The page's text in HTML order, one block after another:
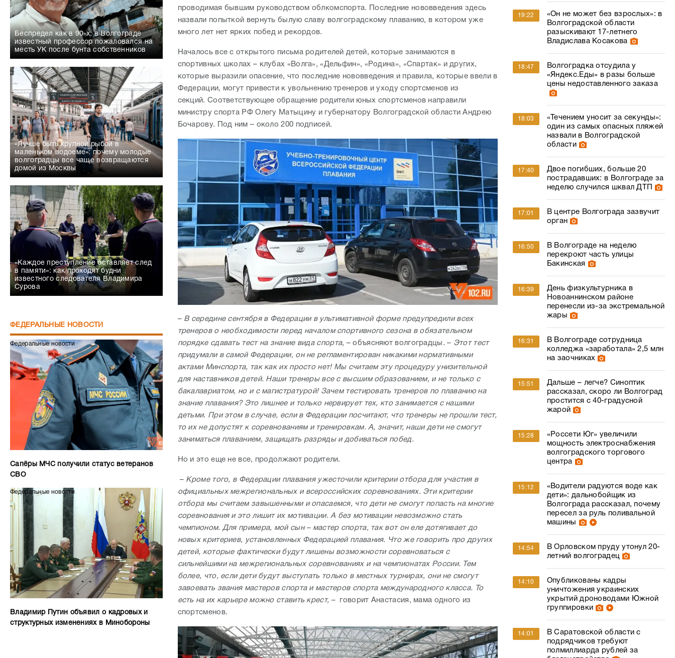
Беспредел как в 90-х: в Волгограде
известный профессор пожаловался на
месть УК после бунта собственников
«Лучше быть крупной рыбой в
маленьком водоеме»: почему молодые
волгоградцы все чаще возвращаются
домой из Москвы
«Каждое преступление оставляет след
в памяти»: как проходят будни
известного следователя Владимира
Сурова
ФЕДЕРАЛЬНЫЕ НОВОСТИ
Федеральные новости
Сапёры МЧС получили статус ветеранов
СВО
Федеральные новости
Владимир Путин объявил о кадровых и
структурных изменениях в Минобороны
проводимая бывшим руководством облкомспорта. Последние нововведения здесь
назвали попыткой вернуть былую славу волгоградскому плаванию, в котором уже
много лет нет ярких побед и рекордов.
Началось все с открытого письма родителей детей, которые занимаются в
спортивных школах – клубах «Волга», «Дельфин», «Родина», «Спартак» и других,
которые выразили опасение, что последние нововведения и правила, которые ввели в
Федерации, могут привести к увольнению тренеров и уходу спортсменов из
секций. Соответствующее обращение родители юных спортсменов направили
министру спорта РФ Олегу Матыцину и губернатору Волгоградской области Андрею
Бочарову. Под ним – около 200 подписей.
– В середине сентября в Федерации в ультимативной форме предупредили всех
тренеров о необходимости перед началом спортивного сезона в обязательном
порядке сдавать тест на знание вида спорта, – объясняют волгоградцы. – Этот тест
придумали в самой Федерации, он не регламентирован никакими нормативными
актами Минспорта, так как их просто нет! Мы считаем эту процедуру унизительной
для наставников детей. Наши тренеры все с высшим образованием, и не только с
бакалавриатом, но и с магистратурой! Зачем тестировать тренеров по плаванию на
знание плавания? Это лишнее и только нервирует тех, кто занимается с нашими
детьми. При этом в случае, если в Федерации посчитают, что тренеры не прошли тест,
то их не допустят к соревнованиям и тренировкам. А, значит, наши дети не смогут
заниматься плаванием, защищать разряды и добиваться побед.
Но и это еще не все, продолжают родители.
– Кроме того, в Федерации плавания ужесточили критерии отбора для участия в
официальных межрегиональных и всероссийских соревнованиях. Эти критерии
отбора мы считаем завышенными и опасаемся, что дети не смогут попасть на многие
соревнования и это лишит их мотивации. А без мотивации невозможно стать
чемпионом. Для примера, мой сын – мастер спорта, так вот он еле дотягивает до
новых критериев, установленных Федерацией плавания. Что же говорить про других
детей, которые фактически будут лишены возможности соревноваться с
сильнейшими на межрегиональных соревнованиях и на чемпионатах России. Тем
более, что, если дети будут выступать только в местных турнирах, они не смогут
завоевать звания мастеров спорта и мастеров спорта международного класса. То
есть на их карьере можно ставить крест, – говорит Анастасия, мама одного из
спортсменов.
19:22
«Он не может без взрослых»: в
Волгоградской области
разыскивают 17-летнего
Владислава Косакова
18:47
Волгоградка отсудила у
«Яндекс.Еды» в разы больше
цены недоставленного заказа
18:03
«Течением уносит за секунды»:
один из самых опасных пляжей
назвали в Волгоградской
области
17:40
Двое погибших, больше 20
пострадавших: в Волгограде за
неделю случился шквал ДТП
17:01
В центре Волгограда зазвучит
орган
16:50
В Волгограде на неделю
перекроют часть улицы
Бакинская
16:39
День физкультурника в
Новоаннинском районе
перенесли из-за экстремальной
жары
16:31
В Волгограде сотрудница
колледжа «заработала» 2,5 млн
на заочниках
15:51
Дальше – легче? Синоптик
рассказал, скоро ли Волгоград
простится с 40-градусной
жарой
15:28
«Россети Юг» увеличили
мощность электроснабжения
волгоградского торгового
центра
15:12
«Водители радуются воде как
дети»: дальнобойщик из
Волгограда рассказал, почему
пересел за руль поливальной
машины
14:54
В Орловском пруду утонул 20-
летний волгоградец
14:10
Опубликованы кадры
уничтожения украинских
укрытий дроноводами Южной
группировки
14:01
В Саратовской области с
подрядчиков требуют
полмиллиарда рублей за